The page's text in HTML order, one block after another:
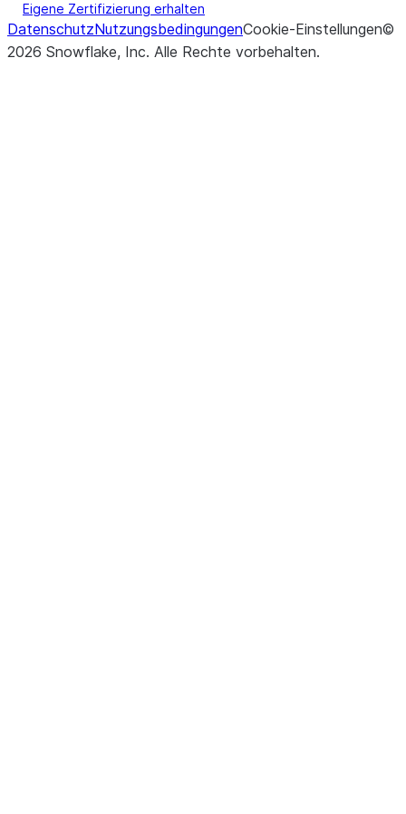
Eigene Zertifizierung erhalten
DatenschutzNutzungsbedingungenCookie-Einstellungen©
2026 Snowflake, Inc. Alle Rechte vorbehalten.